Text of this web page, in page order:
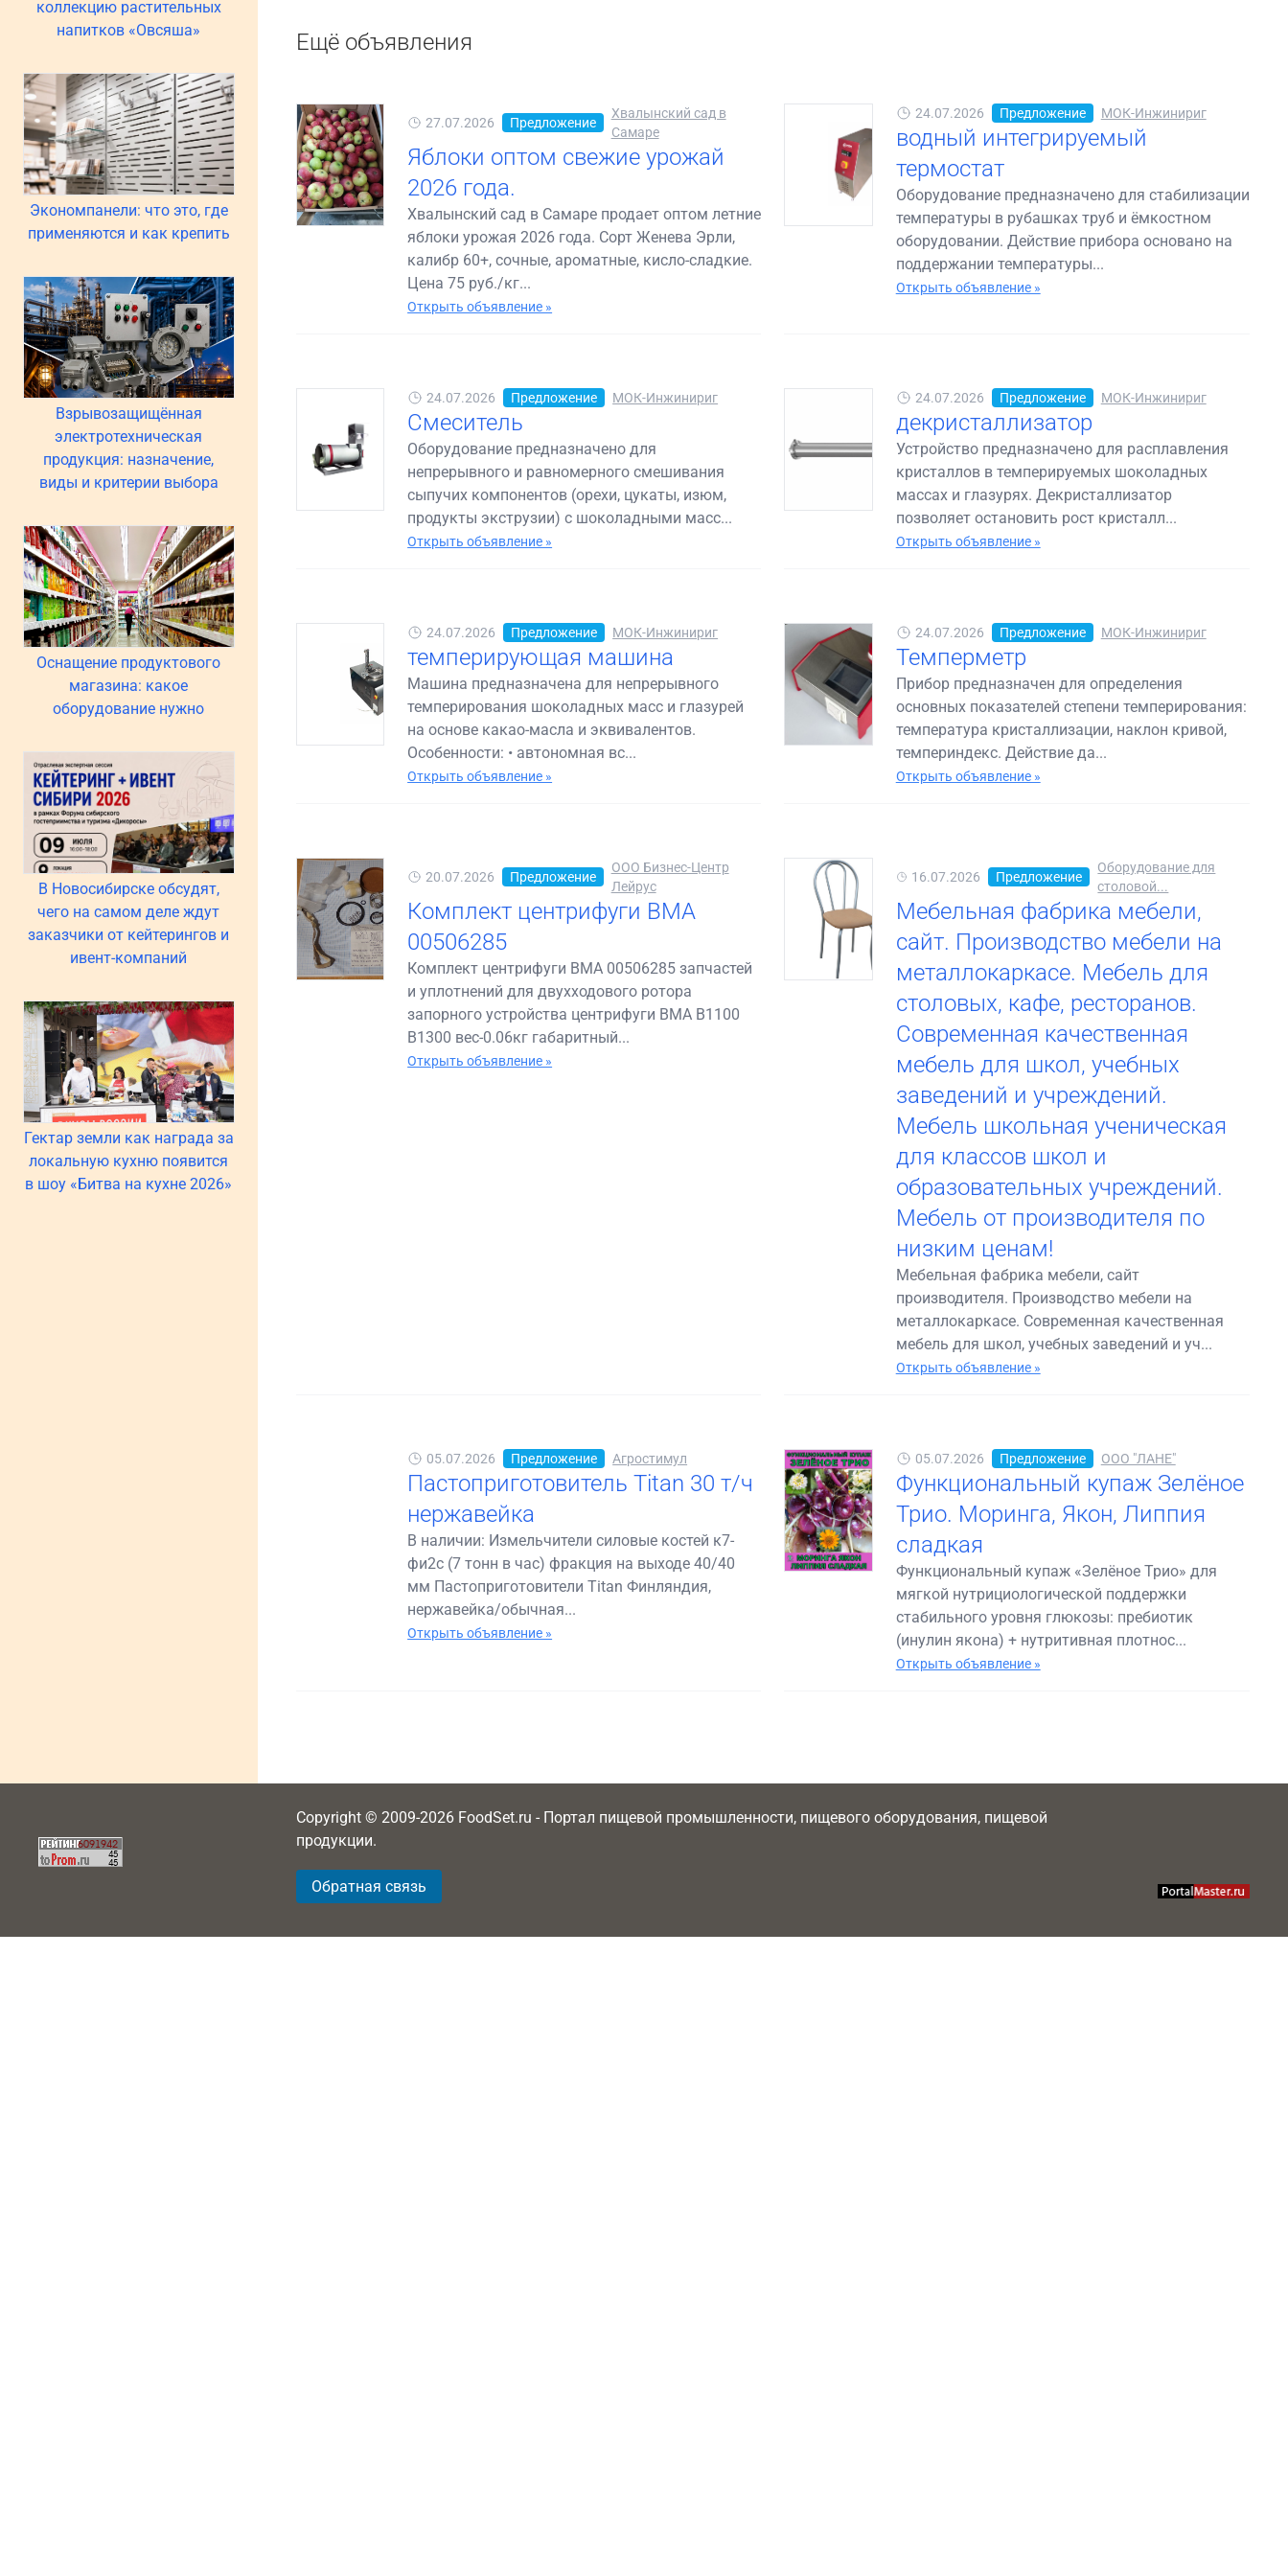
коллекцию растительных
напитков «Овсяша»
Экономпанели: что это, где
применяются и как крепить
Взрывозащищённая
электротехническая
продукция: назначение,
виды и критерии выбора
Оснащение продуктового
магазина: какое
оборудование нужно
В Новосибирске обсудят,
чего на самом деле ждут
заказчики от кейтерингов и
ивент-компаний
Гектар земли как награда за
локальную кухню появится
в шоу «Битва на кухне 2026»
Ещё объявления
27.07.2026 Предложение
Хвалынский сад в
Самаре
Яблоки оптом свежие урожай
2026 года.
Хвалынский сад в Самаре продает оптом летние
яблоки урожая 2026 года. Сорт Женева Эрли,
калибр 60+, сочные, ароматные, кисло-сладкие.
Цена 75 руб./кг...
Открыть объявление »
24.07.2026 Предложение МОК-Инжинириг
водный интегрируемый
термостат
Оборудование предназначено для стабилизации
температуры в рубашках труб и ёмкостном
оборудовании. Действие прибора основано на
поддержании температуры...
Открыть объявление »
24.07.2026 Предложение МОК-Инжинириг
Смеситель
Оборудование предназначено для
непрерывного и равномерного смешивания
сыпучих компонентов (орехи, цукаты, изюм,
продукты экструзии) с шоколадными масс...
Открыть объявление »
24.07.2026 Предложение МОК-Инжинириг
декристаллизатор
Устройство предназначено для расплавления
кристаллов в темперируемых шоколадных
массах и глазурях. Декристаллизатор
позволяет остановить рост кристалл...
Открыть объявление »
24.07.2026 Предложение МОК-Инжинириг
темперирующая машина
Машина предназначена для непрерывного
темперирования шоколадных масс и глазурей
на основе какао-масла и эквивалентов.
Особенности: • автономная вс...
Открыть объявление »
24.07.2026 Предложение МОК-Инжинириг
Темперметр
Прибор предназначен для определения
основных показателей степени темперирования:
температура кристаллизации, наклон кривой,
темпериндекс. Действие да...
Открыть объявление »
20.07.2026 Предложение
ООО Бизнес-Центр
Лейрус
Комплект центрифуги BMA
00506285
Комплект центрифуги BMA 00506285 запчастей
и уплотнений для двухходового ротора
запорного устройства центрифуги BMA B1100
B1300 вес-0.06кг габаритный...
Открыть объявление »
16.07.2026 Предложение
Оборудование для
столовой...
Мебельная фабрика мебели,
сайт. Производство мебели на
металлокаркасе. Мебель для
столовых, кафе, ресторанов.
Современная качественная
мебель для школ, учебных
заведений и учреждений.
Мебель школьная ученическая
для классов школ и
образовательных учреждений.
Мебель от производителя по
низким ценам!
Мебельная фабрика мебели, сайт
производителя. Производство мебели на
металлокаркасе. Современная качественная
мебель для школ, учебных заведений и уч...
Открыть объявление »
05.07.2026 Предложение Агростимул
Пастоприготовитель Titan 30 т/ч
нержавейка
В наличии: Измельчители силовые костей к7-
фи2с (7 тонн в час) фракция на выходе 40/40
мм Пастоприготовители Titan Финляндия,
нержавейка/обычная...
Открыть объявление »
05.07.2026 Предложение ООО "ЛАНЕ"
Функциональный купаж Зелёное
Трио. Моринга, Якон, Липпия
сладкая
Функциональный купаж «Зелёное Трио» для
мягкой нутрициологической поддержки
стабильного уровня глюкозы: пребиотик
(инулин якона) + нутритивная плотнос...
Открыть объявление »
Copyright © 2009-2026 FoodSet.ru - Портал пищевой промышленности, пищевого оборудования, пищевой
продукции.
Обратная связь